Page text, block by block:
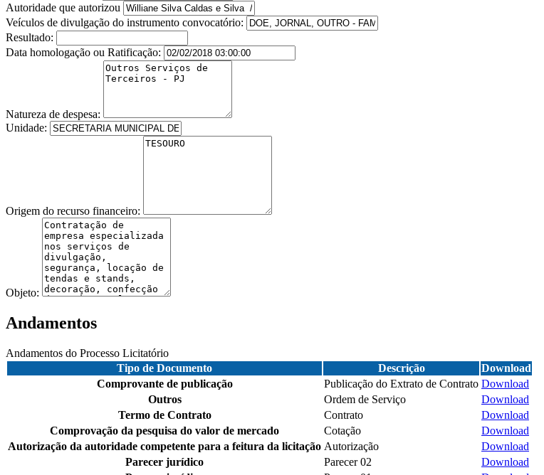
Autoridade que autorizou
Veículos de divulgação do instrumento convocatório:
Resultado:
Data homologação ou Ratificação:
Natureza de despesa:
Unidade:
Origem do recurso financeiro:
Objeto:
Andamentos
Andamentos do Processo Licitatório
Tipo de Documento
Descrição
Download
Comprovante de publicação
Publicação do Extrato de Contrato Download
Outros
Ordem de Serviço
Download
Termo de Contrato
Contrato
Download
Comprovação da pesquisa do valor de mercado
Cotação
Download
Autorização da autoridade competente para a feitura da licitação Autorização
Download
Parecer jurídico
Parecer 02
Download